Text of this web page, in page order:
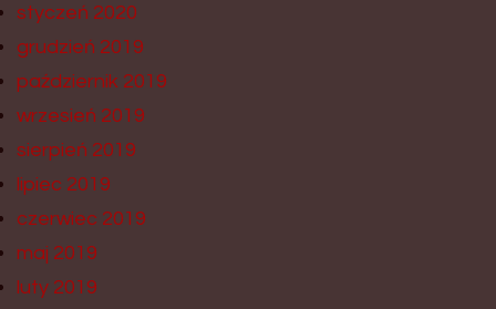
styczeń 2020
grudzień 2019
październik 2019
wrzesień 2019
sierpień 2019
lipiec 2019
czerwiec 2019
maj 2019
luty 2019